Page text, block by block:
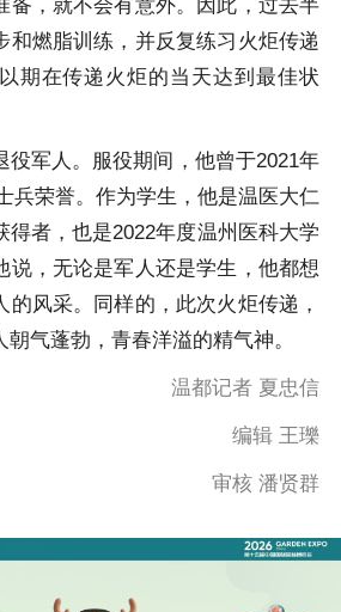
备，就不会有意外。因此，过去半
和燃脂训练，并反复练习火炬传递
期在传递火炬的当天达到最佳状
役军人。服役期间，他曾于2021年
兵荣誉。作为学生，他是温医大仁
得者，也是2022年度温州医科大学
说，无论是军人还是学生，他都想
的风采。同样的，此次火炬传递，
气蓬勃，青春洋溢的精气神。
温都记者 夏忠信
编辑 王瓅
审核 潘贤群